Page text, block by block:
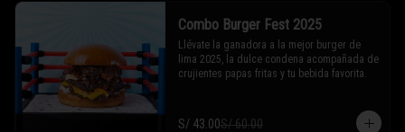
Combo Burger Fest 2025
Llévate la ganadora a la mejor burger de
lima 2025, la dulce condena acompañada de
crujientes papas fritas y tu bebida favorita.
S/ 43.00S/ 60.00